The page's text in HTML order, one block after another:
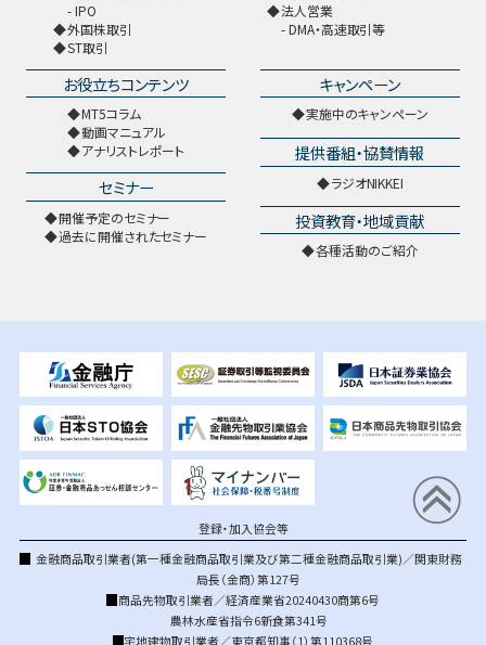
IPO
外国株取引
ST取引
法人営業
DMA・高速取引等
お役立ちコンテンツ
MT5コラム
動画マニュアル
アナリストレポート
セミナー
開催予定のセミナー
過去に開催されたセミナー
キャンペーン
実施中のキャンペーン
提供番組・協賛情報
ラジオNIKKEI
投資教育・地域貢献
各種活動のご紹介
登録・加入協会等
金融商品取引業者(第一種金融商品取引業及び第二種金融商品取引業)／関東財務
局長（金商）第127号
商品先物取引業者／経済産業省20240430商第6号
農林水産省指令6新食第341号
宅地建物取引業者／東京都知事（1）第110368号